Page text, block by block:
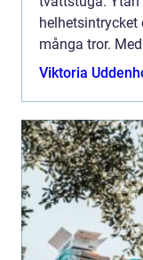
helhetsintrycket
många tror.
Viktoria